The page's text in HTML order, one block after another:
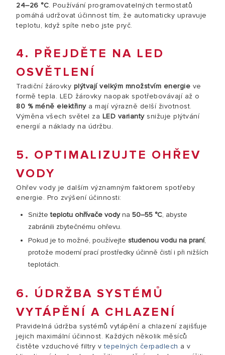
24–26 °C. Používání programovatelných termostatů
pomáhá udržovat účinnost tím, že automaticky upravuje
teplotu, když spíte nebo jste pryč.
4. PŘEJDĚTE NA LED
OSVĚTLENÍ
Tradiční žárovky plýtvají velkým množstvím energie ve
formě tepla. LED žárovky naopak spotřebovávají až o
80 % méně elektřinya mají výrazně delší životnost.
Výměna všech světel za LED variantysnižuje plýtvání
energií a náklady na údržbu.
5. OPTIMALIZUJTE OHŘEV
VODY
Ohřev vody je dalším významným faktorem spotřeby
energie. Pro zvýšení účinnosti:
Snižteteplotu ohřívače vodyna 50–55 °C, abyste
zabránili zbytečnému ohřevu.
Pokud je to možné, používejte studenou vodu na praní,
protože moderní prací prostředky účinně čistí i při nižších
teplotách.
6. ÚDRŽBA SYSTÉMŮ
VYTÁPĚNÍ A CHLAZENÍ
Pravidelná údržba systémů vytápění a chlazení zajišťuje
jejich maximální účinnost. Každých několik měsíců
čistěte vzduchové filtry vtepelných čerpadlech a v